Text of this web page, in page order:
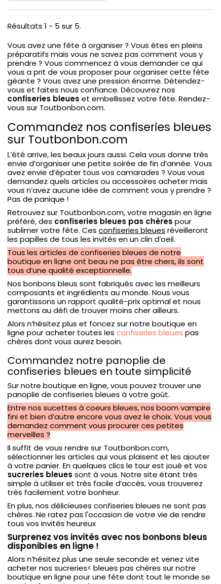
Résultats 1 - 5 sur 5.
Vous avez une fête à organiser ? Vous êtes en pleins
préparatifs mais vous ne savez pas comment vous y
prendre ? Vous commencez à vous demander ce qui
vous a prit de vous proposer pour organiser cette fête
géante ? Vous avez une pression énorme. Détendez-
vous et faites nous confiance. Découvrez nos
confiseries bleues et embellissez votre fête. Rendez-
vous sur Toutbonbon.com.
Commandez nos confiseries bleues
sur Toutbonbon.com
L’été arrive, les beaux jours aussi. Cela vous donne très
envie d’organiser une petite soirée de fin d’année. Vous
avez envie d’épater tous vos camarades ? Vous vous
demandez quels articles ou accessoires acheter mais
vous n’avez aucune idée de comment vous y prendre ?
Pas de panique !
Retrouvez sur Toutbonbon.com, votre magasin en ligne
préféré, des confiseries bleues pas chères pour
sublimer votre fête. Ces confiseries bleues réveilleront
les papilles de tous les invités en un clin d’oeil.
Tous les articles de confiseries bleues de notre
boutique en ligne ont beau ne pas être chers, ils sont
tous d’une qualité exceptionnelle.
Nos bonbons bleus sont fabriqués avec les meilleurs
composants et ingrédients au monde. Nous vous
garantissons un rapport qualité-prix optimal et nous
mettons au défi de trouver moins cher ailleurs.
Alors n’hésitez plus et foncez sur notre boutique en
ligne pour acheter toutes les confiseries bleues pas
chères dont vous aurez besoin.
Commandez notre panoplie de
confiseries bleues en toute simplicité
Sur notre boutique en ligne, vous pouvez trouver une
panoplie de confiseries bleues à votre goût.
Entre nos sucettes à coeurs bleues, nos boom vampire
fini et bien d’autre encore vous avez le choix. Vous vous
demandez comment vous procurer ces petites
merveilles ?
Il suffit de vous rendre sur Toutbonbon.com,
sélectionner les articles qui vous plaisent et les ajouter
à votre panier. En quelques clics le tour est joué et vos
sucreries bleues sont à vous. Notre site étant très
simple à utiliser et très facile d’accès, vous trouverez
très facilement votre bonheur.
En plus, nos délicieuses confiseries bleues ne sont pas
chères. Ne ratez pas l'occasion de votre vie de rendre
tous vos invités heureux
Surprenez vos invités avec nos bonbons bleus
disponibles en ligne !
Alors n’hésitez plus une seule seconde et venez vite
acheter nos sucreries< bleues pas chères sur notre
boutique en ligne pour une fête dont tout le monde se